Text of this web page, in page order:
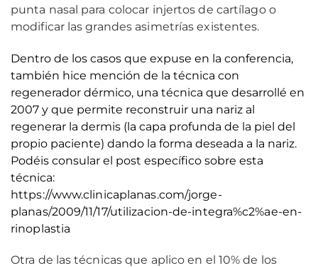
punta nasal para colocar injertos de cartílago o
modificar las grandes asimetrías existentes.
Dentro de los casos que expuse en la conferencia,
también hice mención de la técnica con
regenerador dérmico, una técnica que desarrollé en
2007 y que permite reconstruir una nariz al
regenerar la dermis (la capa profunda de la piel del
propio paciente) dando la forma deseada a la nariz.
Podéis consular el post específico sobre esta
técnica:
https://www.clinicaplanas.com/jorge-
planas/2009/11/17/utilizacion-de-integra%c2%ae-en-
rinoplastia
Otra de las técnicas que aplico en el 10% de los